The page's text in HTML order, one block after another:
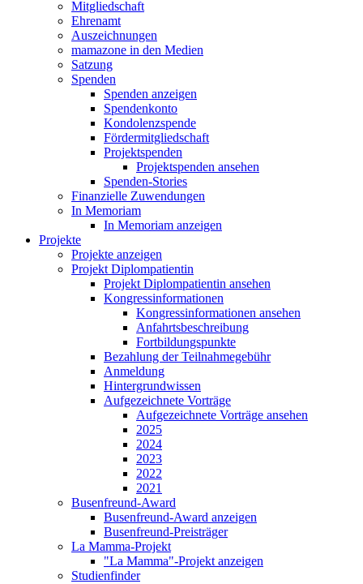
Mitgliedschaft
Ehrenamt
Auszeichnungen
mamazone in den Medien
Satzung
Spenden
Spenden anzeigen
Spendenkonto
Kondolenzspende
Fördermitgliedschaft
Projektspenden
Projektspenden ansehen
Spenden-Stories
Finanzielle Zuwendungen
In Memoriam
In Memoriam anzeigen
Projekte
Projekte anzeigen
Projekt Diplompatientin
Projekt Diplompatientin ansehen
Kongressinformationen
Kongressinformationen ansehen
Anfahrtsbeschreibung
Fortbildungspunkte
Bezahlung der Teilnahmegebühr
Anmeldung
Hintergrundwissen
Aufgezeichnete Vorträge
Aufgezeichnete Vorträge ansehen
2025
2024
2023
2022
2021
Busenfreund-Award
Busenfreund-Award anzeigen
Busenfreund-Preisträger
La Mamma-Projekt
"La Mamma"-Projekt anzeigen
Studienfinder